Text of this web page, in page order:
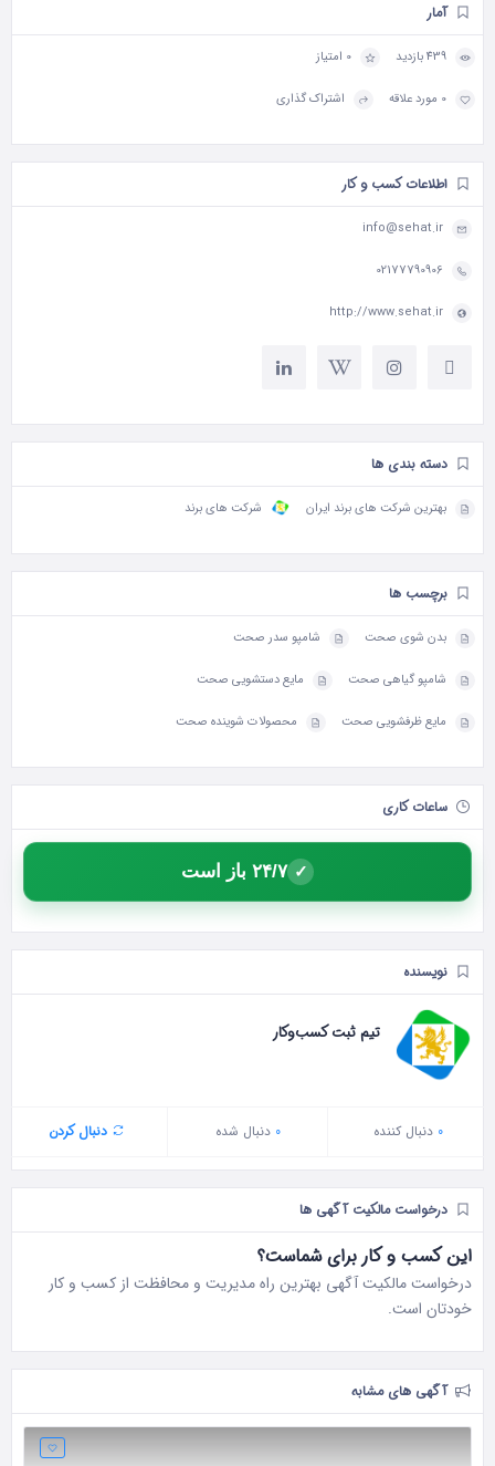
آمار
439 بازدید 0 امتیاز
0 مورد علاقه اشتراک گذاری
اطلاعات کسب و کار
info@sehat.ir
02177790906
http://www.sehat.ir
دسته بندی ها
بهترین شرکت های برند ایران شرکت های برند
برچسب ها
بدن شوی صحت شامپو سدر صحت
شامپو گیاهی صحت مایع دستشویی صحت
مایع ظرفشویی صحت محصولات شوینده صحت
ساعات کاری
✓ ۲۴/۷ باز است
نویسنده
تیم ثبت کسب‌وکار
0 دنبال‌ کننده 0 دنبال شده دنبال کردن
درخواست مالکیت آگهی ها
این کسب و کار برای شماست؟
درخواست مالکیت آگهی بهترین راه مدیریت و محافظت از کسب و کار
خودتان است.
آگهی های مشابه